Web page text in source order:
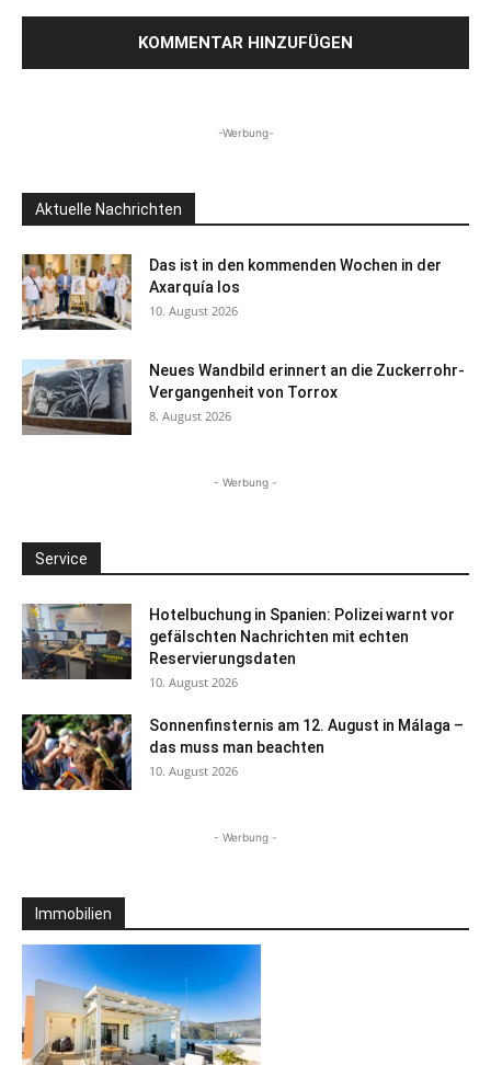
-Werbung-
Aktuelle Nachrichten
Das ist in den kommenden Wochen in der
Axarquía los
10. August 2026
Neues Wandbild erinnert an die Zuckerrohr-
Vergangenheit von Torrox
8. August 2026
- Werbung -
Service
Hotelbuchung in Spanien: Polizei warnt vor
gefälschten Nachrichten mit echten
Reservierungsdaten
10. August 2026
Sonnenfinsternis am 12. August in Málaga –
das muss man beachten
10. August 2026
- Werbung -
Immobilien